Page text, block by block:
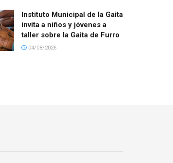
Instituto Municipal de la Gaita
invita a niños y jóvenes a
taller sobre la Gaita de Furro
04/08/2026